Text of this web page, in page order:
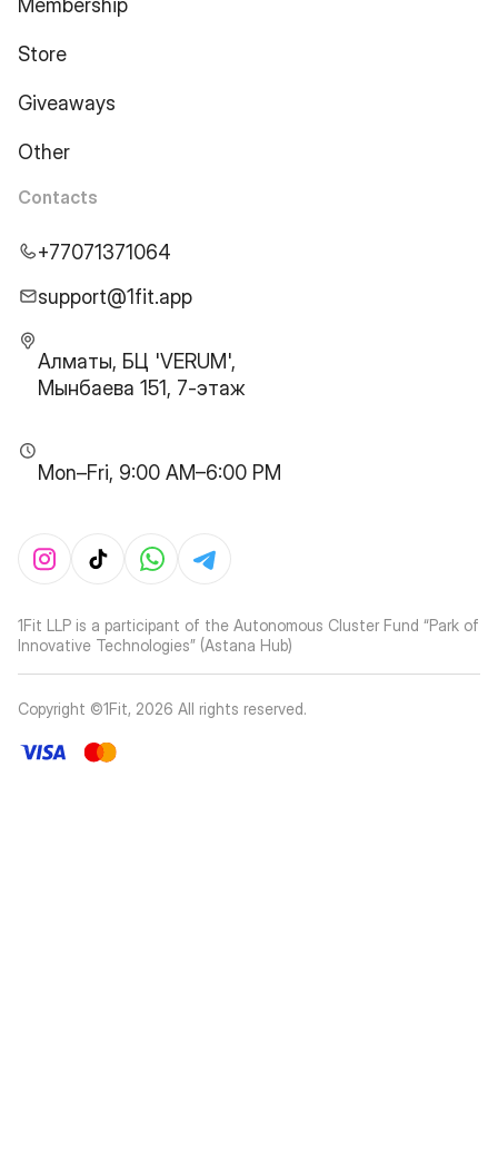
Membership
Store
Giveaways
Other
Contacts
+77071371064
support@1fit.app
Алматы, БЦ 'VERUM',
Мынбаева 151, 7-этаж
Mon–Fri, 9:00 AM–6:00 PM
1Fit LLP is a participant of the Autonomous Cluster Fund “Park of
Innovative Technologies” (Astana Hub)
Copyright ©1Fit, 2026 All rights reserved.